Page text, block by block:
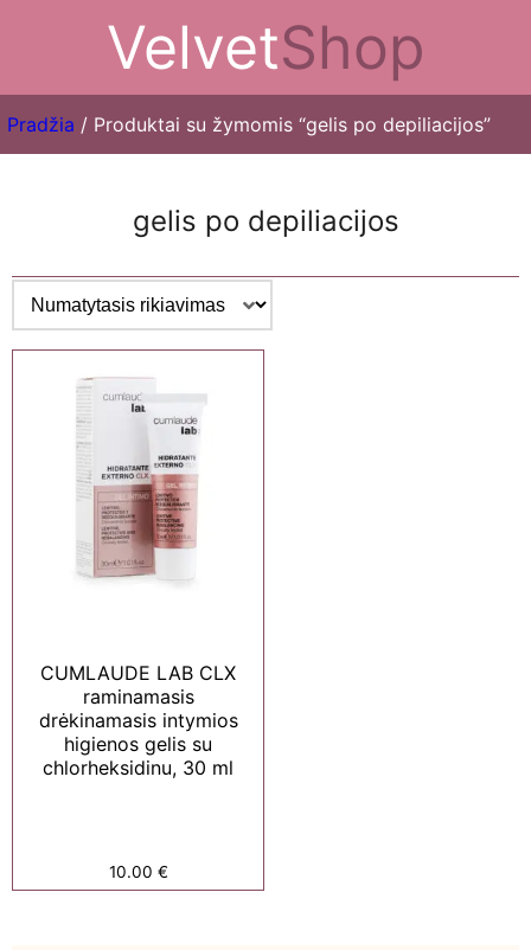
VelvetShop
Pradžia / Produktai su žymomis “gelis po depiliacijos”
gelis po depiliacijos
CUMLAUDE LAB CLX
raminamasis
drėkinamasis intymios
higienos gelis su
chlorheksidinu, 30 ml
10.00 €